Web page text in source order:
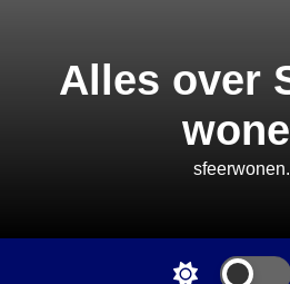
Alles over